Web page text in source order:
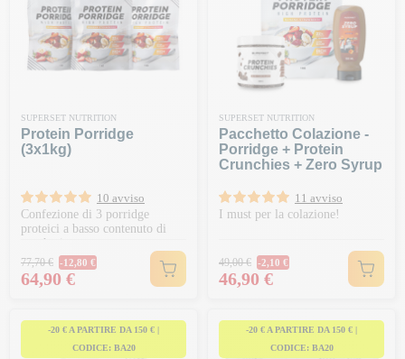
SUPERSET NUTRITION
Protein Porridge
(3x1kg)
10 avviso
Confezione di 3 porridge
proteici a basso contenuto di
zuccheri
Prezzo normale
77,70 € -12,80 €
Prezzo
64,90 €
SUPERSET NUTRITION
Pacchetto Colazione -
Porridge + Protein
Crunchies + Zero Syrup
11 avviso
I must per la colazione!
Prezzo normale
49,00 € -2,10 €
Prezzo
46,90 €
-20 € A PARTIRE DA 150 € |
CODICE: BA20
-20 € A PARTIRE DA 150 € |
CODICE: BA20